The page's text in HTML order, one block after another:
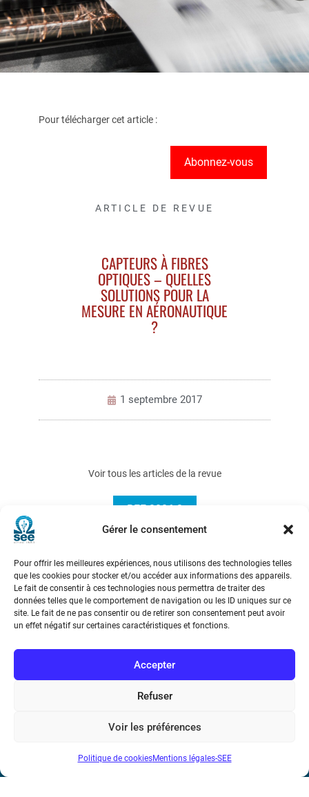
Gérer le consentement
Pour offrir les meilleures expériences, nous utilisons des technologies telles
que les cookies pour stocker et/ou accéder aux informations des appareils.
Le fait de consentir à ces technologies nous permettra de traiter des
données telles que le comportement de navigation ou les ID uniques sur ce
site. Le fait de ne pas consentir ou de retirer son consentement peut avoir
un effet négatif sur certaines caractéristiques et fonctions.
Accepter
Refuser
Voir les préférences
Politique de cookiesMentions légales-SEE
Pour télécharger cet article :
Abonnez-vous
ARTICLE DE REVUE
CAPTEURS À FIBRES
OPTIQUES – QUELLES
SOLUTIONS POUR LA
MESURE EN AÉRONAUTIQUE
?
1 septembre 2017
Voir tous les articles de la revue
REE 2006-2
Société de l’Electricité, de l’Electronique et des Technologies
de l’Information et de la Communication
17 rue de l’Amiral Hamelin75116 Paris